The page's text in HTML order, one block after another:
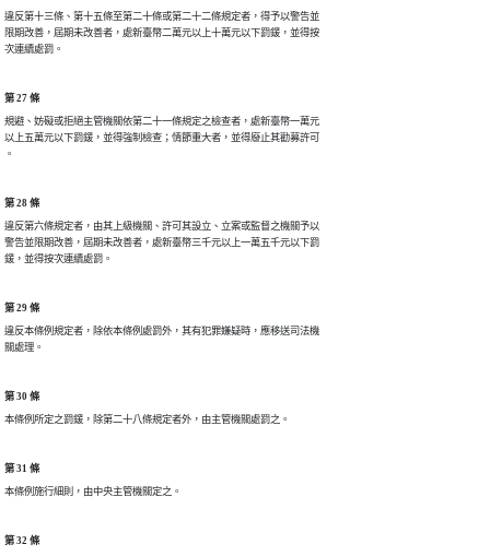
違反第十三條、第十五條至第二十條或第二十二條規定者，得予以警告並
限期改善，屆期未改善者，處新臺幣二萬元以上十萬元以下罰鍰，並得按
次連續處罰。
第 27 條
規避、妨礙或拒絕主管機關依第二十一條規定之檢查者，處新臺幣一萬元
以上五萬元以下罰鍰，並得強制檢查；情節重大者，並得廢止其勸募許可
。
第 28 條
違反第六條規定者，由其上級機關、許可其設立、立案或監督之機關予以
警告並限期改善，屆期未改善者，處新臺幣三千元以上一萬五千元以下罰
鍰，並得按次連續處罰。
第 29 條
違反本條例規定者，除依本條例處罰外，其有犯罪嫌疑時，應移送司法機
關處理。
第 30 條
本條例所定之罰鍰，除第二十八條規定者外，由主管機關處罰之。
第 31 條
本條例施行細則，由中央主管機關定之。
第 32 條